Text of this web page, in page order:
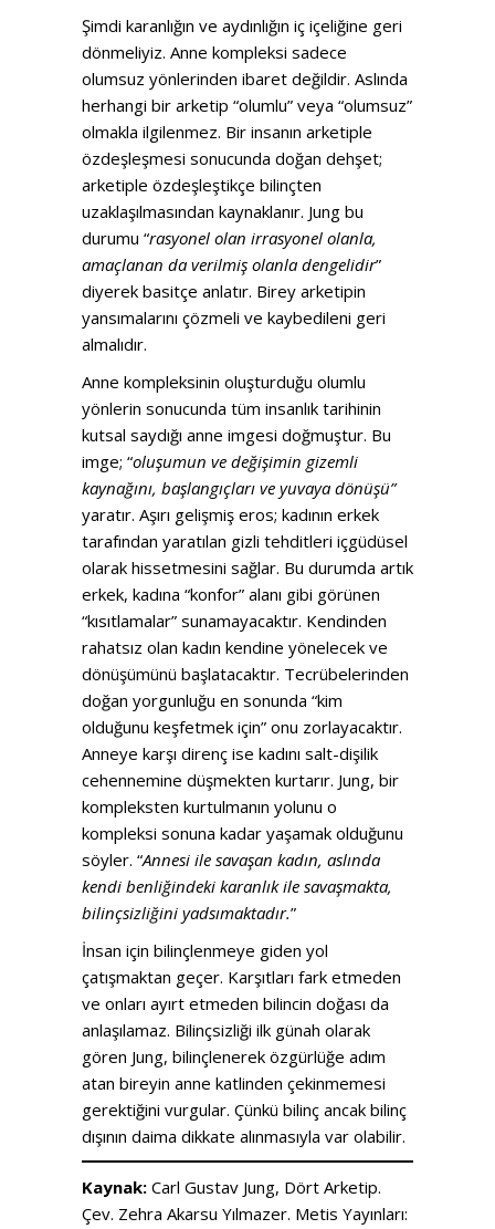
Şimdi karanlığın ve aydınlığın iç içeliğine geri
dönmeliyiz. Anne kompleksi sadece
olumsuz yönlerinden ibaret değildir. Aslında
herhangi bir arketip “olumlu” veya “olumsuz”
olmakla ilgilenmez. Bir insanın arketiple
özdeşleşmesi sonucunda doğan dehşet;
arketiple özdeşleştikçe bilinçten
uzaklaşılmasından kaynaklanır. Jung bu
durumu “rasyonel olan irrasyonel olanla,
amaçlanan da verilmiş olanla dengelidir”
diyerek basitçe anlatır. Birey arketipin
yansımalarını çözmeli ve kaybedileni geri
almalıdır.
Anne kompleksinin oluşturduğu olumlu
yönlerin sonucunda tüm insanlık tarihinin
kutsal saydığı anne imgesi doğmuştur. Bu
imge; “oluşumun ve değişimin gizemli
kaynağını, başlangıçları ve yuvaya dönüşü”
yaratır. Aşırı gelişmiş eros; kadının erkek
tarafından yaratılan gizli tehditleri içgüdüsel
olarak hissetmesini sağlar. Bu durumda artık
erkek, kadına “konfor” alanı gibi görünen
“kısıtlamalar” sunamayacaktır. Kendinden
rahatsız olan kadın kendine yönelecek ve
dönüşümünü başlatacaktır. Tecrübelerinden
doğan yorgunluğu en sonunda “kim
olduğunu keşfetmek için” onu zorlayacaktır.
Anneye karşı direnç ise kadını salt-dişilik
cehennemine düşmekten kurtarır. Jung, bir
kompleksten kurtulmanın yolunu o
kompleksi sonuna kadar yaşamak olduğunu
söyler. “Annesi ile savaşan kadın, aslında
kendi benliğindeki karanlık ile savaşmakta,
bilinçsizliğini yadsımaktadır.”
İnsan için bilinçlenmeye giden yol
çatışmaktan geçer. Karşıtları fark etmeden
ve onları ayırt etmeden bilincin doğası da
anlaşılamaz. Bilinçsizliği ilk günah olarak
gören Jung, bilinçlenerek özgürlüğe adım
atan bireyin anne katlinden çekinmemesi
gerektiğini vurgular. Çünkü bilinç ancak bilinç
dışının daima dikkate alınmasıyla var olabilir.
Kaynak: Carl Gustav Jung, Dört Arketip.
Çev. Zehra Akarsu Yılmazer. Metis Yayınları: